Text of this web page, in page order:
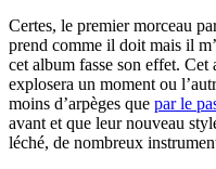
Certes, le premier morceau
prend comme il doit mais il
cet album fasse son effet.
explosera un moment ou
moins d’arpèges que par le
avant et que leur nouveau
léché, de nombreux